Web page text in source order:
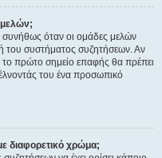
συνήθως όταν οι ομάδες μελών
του συστήματος συζητήσεων. Αν
το πρώτο σημείο επαφής θα πρέπει
του ένα προσωπικό
διαφορετικό χρώμα;